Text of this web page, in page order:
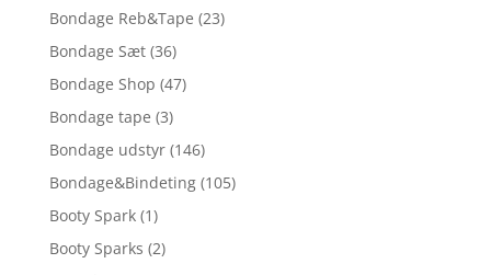
Bondage Reb&Tape (23)
Bondage Sæt (36)
Bondage Shop (47)
Bondage tape (3)
Bondage udstyr (146)
Bondage&Bindeting (105)
Booty Spark (1)
Booty Sparks (2)